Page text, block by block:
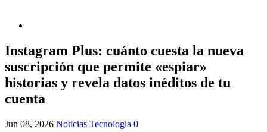
Instagram Plus: cuánto cuesta la nueva
suscripción que permite «espiar»
historias y revela datos inéditos de tu
cuenta
Jun 08, 2026 Noticias Tecnologia 0